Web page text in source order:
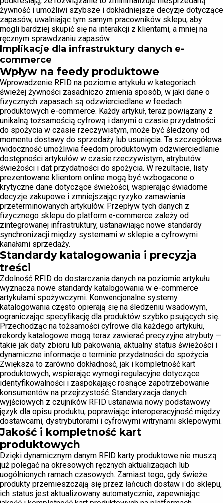
żywność i umożliwi szybsze i dokładniejsze decyzje dotyczące
zapasów, uwalniając tym samym pracowników sklepu, aby
mogli bardziej skupić się na interakcji z klientami, a mniej na
ręcznym sprawdzaniu zapasów.
Implikacje dla infrastruktury danych e-
commerce
Wpływ na feedy produktowe
Wprowadzenie RFID na poziomie artykułu w kategoriach
świeżej żywności zasadniczo zmienia sposób, w jaki dane o
fizycznych zapasach są odzwierciedlane w feedach
produktowych e-commerce. Każdy artykuł, teraz powiązany z
unikalną tożsamością cyfrową i danymi o czasie przydatności
do spożycia w czasie rzeczywistym, może być śledzony od
momentu dostawy do sprzedaży lub usunięcia. Ta szczegółowa
widoczność umożliwia feedom produktowym odzwierciedlanie
dostępności artykułów w czasie rzeczywistym, atrybutów
świeżości i dat przydatności do spożycia. W rezultacie, listy
prezentowane klientom online mogą być wzbogacone o
krytyczne dane dotyczące świeżości, wspierając świadome
decyzje zakupowe i zmniejszając ryzyko zamawiania
przeterminowanych artykułów. Przepływ tych danych z
fizycznego sklepu do platform e-commerce zależy od
zintegrowanej infrastruktury, ustanawiając nowe standardy
synchronizacji między systemami w sklepie a cyfrowymi
kanałami sprzedaży.
Standardy katalogowania i precyzja
treści
Zdolność RFID do dostarczania danych na poziomie artykułu
wyznacza nowe standardy katalogowania w e-commerce
artykułami spożywczymi. Konwencjonalne systemy
katalogowania często opierają się na śledzeniu wsadowym,
ograniczając specyfikację dla produktów szybko psujących się.
Przechodząc na tożsamości cyfrowe dla każdego artykułu,
rekordy katalogowe mogą teraz zawierać precyzyjne atrybuty —
takie jak daty zbioru lub pakowania, aktualny status świeżości i
dynamiczne informacje o terminie przydatności do spożycia.
Zwiększa to zarówno dokładność, jak i kompletność kart
produktowych, wspierając wymogi regulacyjne dotyczące
identyfikowalności i zaspokajając rosnące zapotrzebowanie
konsumentów na przejrzystość. Standaryzacja danych
wyjściowych z czujników RFID ustanawia nowy podstawowy
język dla opisu produktu, poprawiając interoperacyjność między
dostawcami, dystrybutorami i cyfrowymi witrynami sklepowymi.
Jakość i kompletność kart
produktowych
Dzięki dynamicznym danym RFID karty produktowe nie muszą
już polegać na okresowych ręcznych aktualizacjach lub
uogólnionych ramach czasowych. Zamiast tego, gdy świeże
produkty przemieszczają się przez łańcuch dostaw i do sklepu,
ich status jest aktualizowany automatycznie, zapewniając